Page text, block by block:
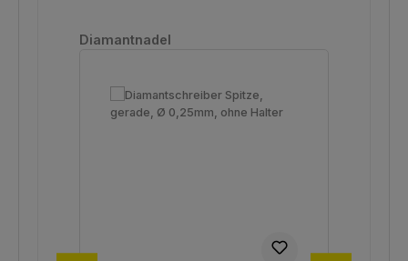
Produktgalerie überspringen
Diamantnadel